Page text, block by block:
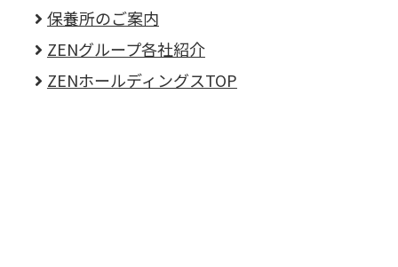
保養所のご案内
ZENグループ各社紹介
ZENホールディングスTOP